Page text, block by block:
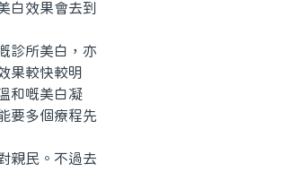
白效果會去到
診所美白，亦
果較快較明
和嘅美白凝
要多個療程先
親民。不過去